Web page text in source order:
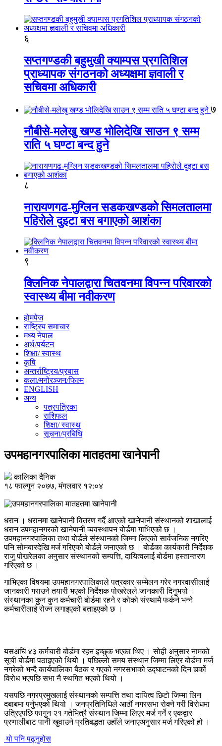
६
सप्तगण्डकी बहुमुखी क्याम्पस प्रगतिशिल
प्राध्यापक संगठनको अध्यक्षमा ज्ञवाली र
सचिवमा अधिकारी
७
नौबीसे-मलेखु खण्ड भोलिदेखि साउन ९ सम्म
राति ५ घण्टा बन्द हुने
८
नारायणगढ-मुग्लिन सडकखण्डको सिमलतालमा
पहिरोले दुइटा बस बगाएको आशंका
९
क्लिनिक नेपालद्वारा चितवनमा विपन्न परिवारको
स्वास्थ्य बीमा नवीकरण
होमपेज
राष्ट्रिय समाचार
मध्य नेपाल
अर्थ/पर्यटन
शिक्षा/ स्वास्थ
कृषि
अन्तर्राष्ट्रिय/प्रबास
कला/मनोरञ्जन/फिल्म
ENGLISH
अन्य
पत्रपत्रिका
राशिफल
शिक्षा/ स्वास्थ
सूचना/प्रबिधि
उपमहानगरपालिका मातहतमा खानेपानी
कालिका दैनिक
१८ फाल्गुन २०७७, मंगलवार १२:०४
धरान । धरानमा खानेपानी वितरण गर्दै आएको खानेपानी संस्थानको शाखालाई
धरान उपमहानगरको खानेपानी व्यवस्थापन बोर्डमा गाभिएको छ ।
उपमहानगरपालिका तथा बोर्डले संस्थानको जिम्मा लिएको सार्वजनिक नगरिए
पनि सोमबारदेखि मर्ज गरिएको बोेर्डले जनाएको छ । बोर्डका कार्यकारी निर्देशक
राजु पोखरेलका अनुसार संस्थानको सम्पत्ति, दायित्वलाई बोर्डमा हस्तान्तरण
गरिएको छ ।
गाभिएका विषयमा उपमहानगरपालिकाले पत्रकार सम्मेलन गरेर नगरवासीलाई
जानकारी गराउने तयारी भएको निर्देशक पोखरेलले जानकारी दिनुभयो ।
संस्थानका कुन कुन कर्मचारी बोर्डमा रहने र कोको संस्थामै फर्कने भन्ने
कर्मचारीलाई रोज्न लगाइएको बताइएको छ ।
यसअघि ४३ कर्मचारी बोर्डमा रहन इच्छुक भएका थिए । सोही अनुसार नामको
सूची बोर्डमा पठाइएको थियो । पछिल्लो समय संस्थान जिम्मा लिएर बोर्डमा मर्ज
नगरेको भन्दै कार्यपालिका बैठक र गएको नगरसभाको उद्घाटनको दिन चर्र्को
विरोध भएपछि सभा नै स्थगित भएको थियो ।
यसपछि नगरप्रमुखलाई संस्थानको सम्पत्ति तथा दायित्व छिटो जिम्मा लिन
दबाबमा पर्नुभएको थियो । जनप्रतिनिधिले आठौं नगरसभा रोक्ने गरी विरोधमा
उत्रिएपछि फागुन २१ गतेभित्रै संस्थान जिम्मा लिएर मर्ज गर्ने र एकद्वार
प्रणालीबाट पानी खुवाउने प्रतिबद्धता उहाँले जनाएअनुसार मर्ज गरिएको हो ।
यो पनि पढ्नुहोस